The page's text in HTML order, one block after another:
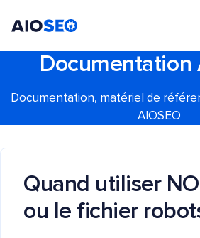
Documentation
Documentation, matériel de
AIOSEO
Quand utiliser
ou le fichier